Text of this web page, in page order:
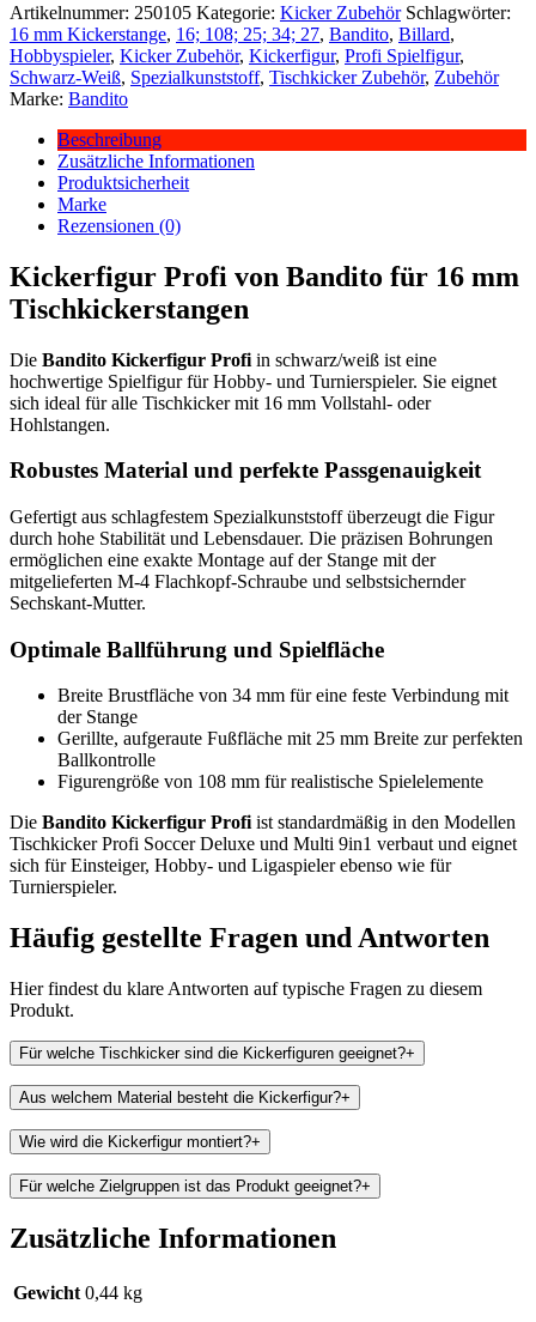
Artikelnummer: 250105 Kategorie: Kicker Zubehör Schlagwörter:
16 mm Kickerstange, 16; 108; 25; 34; 27, Bandito, Billard,
Hobbyspieler, Kicker Zubehör, Kickerfigur, Profi Spielfigur,
Schwarz-Weiß, Spezialkunststoff, Tischkicker Zubehör, Zubehör
Marke: Bandito
Beschreibung
Zusätzliche Informationen
Produktsicherheit
Marke
Rezensionen (0)
Kickerfigur Profi von Bandito für 16 mm
Tischkickerstangen
Die Bandito Kickerfigur Profi in schwarz/weiß ist eine
hochwertige Spielfigur für Hobby- und Turnierspieler. Sie eignet
sich ideal für alle Tischkicker mit 16 mm Vollstahl- oder
Hohlstangen.
Robustes Material und perfekte Passgenauigkeit
Gefertigt aus schlagfestem Spezialkunststoff überzeugt die Figur
durch hohe Stabilität und Lebensdauer. Die präzisen Bohrungen
ermöglichen eine exakte Montage auf der Stange mit der
mitgelieferten M-4 Flachkopf-Schraube und selbstsichernder
Sechskant-Mutter.
Optimale Ballführung und Spielfläche
Breite Brustfläche von 34 mm für eine feste Verbindung mit
der Stange
Gerillte, aufgeraute Fußfläche mit 25 mm Breite zur perfekten
Ballkontrolle
Figurengröße von 108 mm für realistische Spielelemente
Die Bandito Kickerfigur Profiist standardmäßig in den Modellen
Tischkicker Profi Soccer Deluxe und Multi 9in1 verbaut und eignet
sich für Einsteiger, Hobby- und Ligaspieler ebenso wie für
Turnierspieler.
Häufig gestellte Fragen undAntworten
Hier findest du klare Antworten auf typische Fragen zu diesem
Produkt.
Für welche Tischkicker sind die Kickerfiguren geeignet?+
Aus welchem Material besteht die Kickerfigur?+
Wie wird die Kickerfigur montiert?+
Für welche Zielgruppen ist das Produkt geeignet?+
Zusätzliche Informationen
Gewicht 0,44 kg